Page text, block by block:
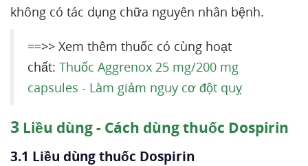
không có tác dụng chữa nguyên nhân bệnh.
==>> Xem thêm thuốc có cùng hoạt
chất: Thuốc Aggrenox 25 mg/200 mg
capsules - Làm giảm nguy cơ đột quỵ
3 Liều dùng - Cách dùng thuốc Dospirin
3.1 Liều dùng thuốc Dospirin